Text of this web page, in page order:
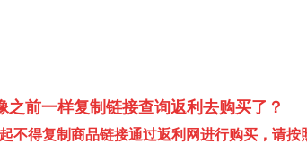
之前一样复制链接查询返利去购买了？
不得复制商品链接通过返利网进行购买，请按